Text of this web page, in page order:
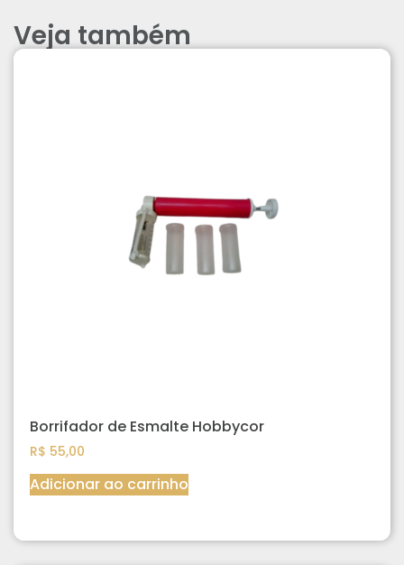
Veja também
Borrifador de Esmalte Hobbycor
R$ 55,00
Adicionar ao carrinho